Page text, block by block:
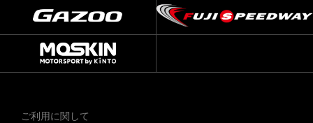
ご利用に関して